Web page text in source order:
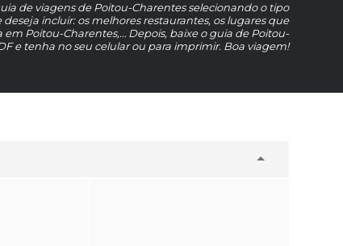
de viagens de Poitou-Charentes selecionando o tipo
incluir: os melhores restaurantes, os lugares que
Poitou-Charentes,… Depois, baixe o guia de Poitou-
e tenha no seu celular ou para imprimir. Boa viagem!